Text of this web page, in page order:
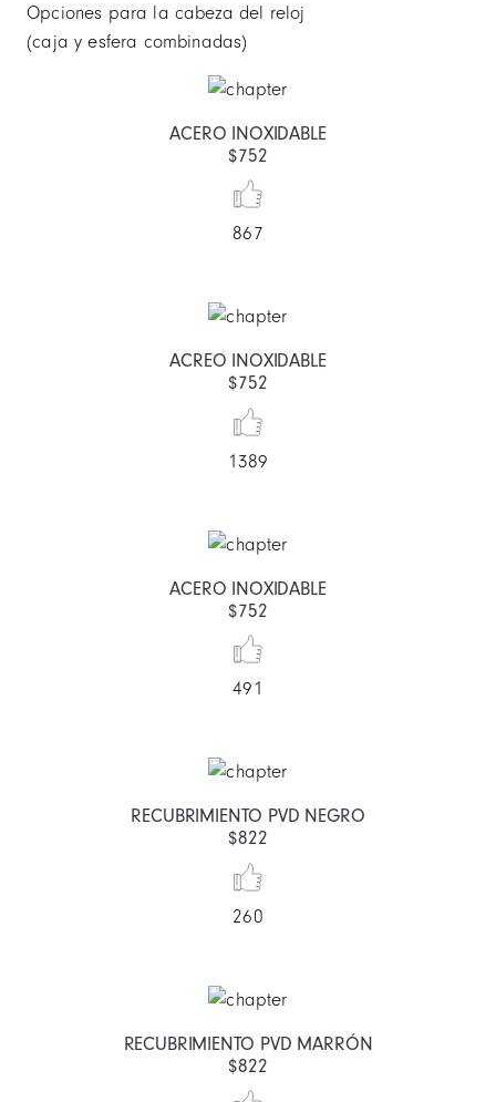
Opciones para la cabeza del reloj
(caja y esfera combinadas)
ACERO INOXIDABLE
$752
867
ACREO INOXIDABLE
$752
1389
ACERO INOXIDABLE
$752
491
RECUBRIMIENTO PVD NEGRO
$822
260
RECUBRIMIENTO PVD MARRÓN
$822